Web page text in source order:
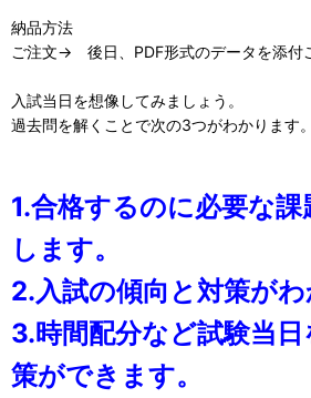
納品方法
ご注文→ 後日、PDF形式のデータを添付
入試当日を想像してみましょう。
過去問を解くことで次の3つがわかります。
1.合格するのに必要な課
します。
2.入試の傾向と対策がわ
3.時間配分など試験当
策ができます。